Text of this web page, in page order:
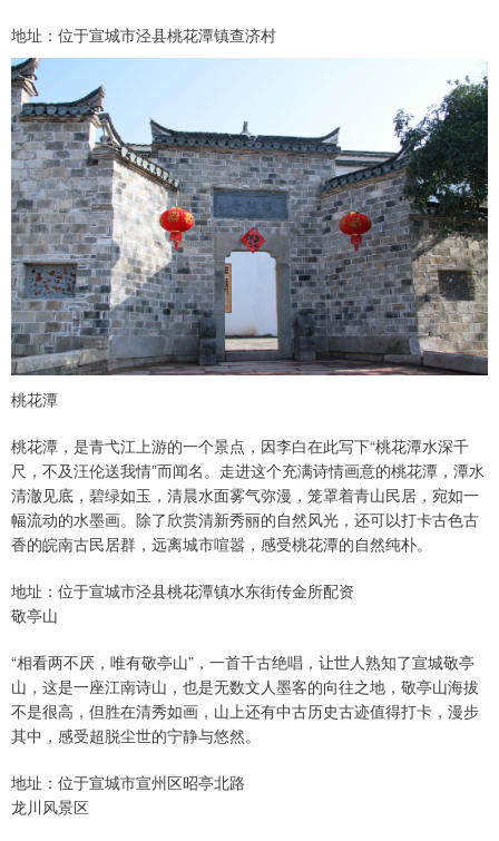
地址：位于宣城市泾县桃花潭镇查济村
桃花潭
桃花潭，是青弋江上游的一个景点，因李白在此写下“桃花潭水深千
尺，不及汪伦送我情”而闻名。走进这个充满诗情画意的桃花潭，潭水
清澈见底，碧绿如玉，清晨水面雾气弥漫，笼罩着青山民居，宛如一
幅流动的水墨画。除了欣赏清新秀丽的自然风光，还可以打卡古色古
香的皖南古民居群，远离城市喧嚣，感受桃花潭的自然纯朴。
地址：位于宣城市泾县桃花潭镇水东街传金所配资
敬亭山
“相看两不厌，唯有敬亭山”，一首千古绝唱，让世人熟知了宣城敬亭
山，这是一座江南诗山，也是无数文人墨客的向往之地，敬亭山海拔
不是很高，但胜在清秀如画，山上还有中古历史古迹值得打卡，漫步
其中，感受超脱尘世的宁静与悠然。
地址：位于宣城市宣州区昭亭北路
龙川风景区